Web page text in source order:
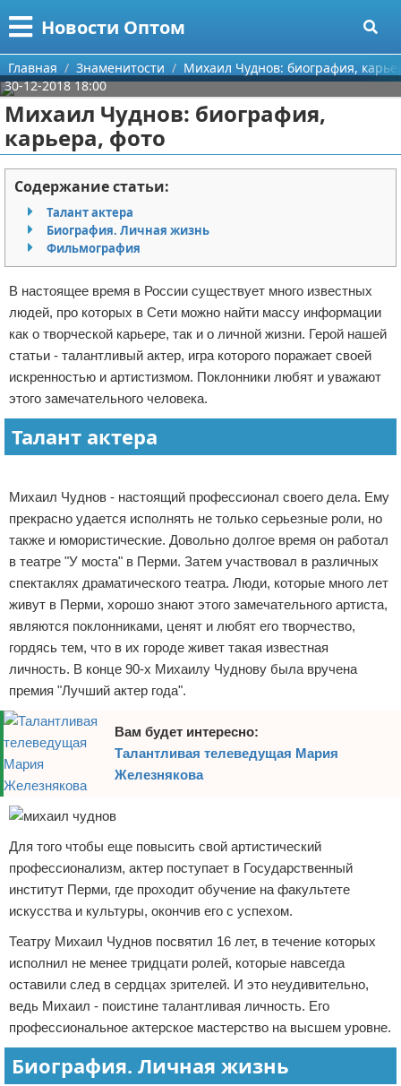
Новости Оптом
Меню
Главная
Категории
Информационные технологии
Автомобили
Знаменитости
Политика
Природа
Философия
Культура
Экономика
Поиск
О проекте
Контакты
Сотрудничество
Размещение рекламы
Для правообладателей
Условия предоставления информации
Отказ от ответственности
Главная Знаменитости
Михаил Чуднов: биография,
30-12-2018 18:00
Михаил Чуднов: биография,
карьера, фото
Содержание статьи:
Талант актера
Биография. Личная жизнь
Фильмография
В настоящее время в России существует много известных
людей, про которых в Сети можно найти массу информации
как о творческой карьере, так и о личной жизни. Герой нашей
статьи - талантливый актер, игра которого поражает своей
искренностью и артистизмом. Поклонники любят и уважают
этого замечательного человека.
Талант актера
Михаил Чуднов - настоящий профессионал своего дела. Ему
прекрасно удается исполнять не только серьезные роли, но
также и юмористические. Довольно долгое время он работал
в театре "У моста" в Перми. Затем участвовал в различных
спектаклях драматического театра. Люди, которые много лет
живут в Перми, хорошо знают этого замечательного артиста,
являются поклонниками, ценят и любят его творчество,
гордясь тем, что в их городе живет такая известная
личность. В конце 90-х Михаилу Чуднову была вручена
премия "Лучший актер года".
Вам будет интересно:
Талантливая телеведущая Мария
Железнякова
Для того чтобы еще повысить свой артистический
профессионализм, актер поступает в Государственный
институт Перми, где проходит обучение на факультете
искусства и культуры, окончив его с успехом.
Театру Михаил Чуднов посвятил 16 лет, в течение которых
исполнил не менее тридцати ролей, которые навсегда
оставили след в сердцах зрителей. И это неудивительно,
ведь Михаил - поистине талантливая личность. Его
профессиональное актерское мастерство на высшем уровне.
Биография. Личная жизнь